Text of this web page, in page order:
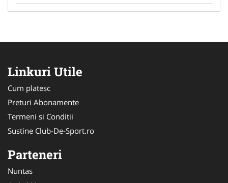
Linkuri Utile
Cum platesc
Preturi Abonamente
Termeni si Conditii
Sustine Club-De-Sport.ro
Parteneri
Nuntas